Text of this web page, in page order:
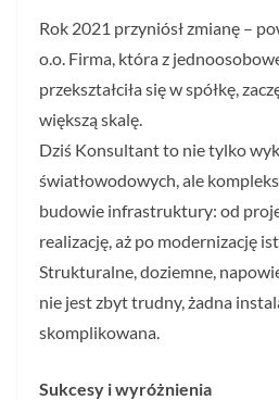
Rok 2021 przyniósł zmianę –
o.o. Firma, która z
przekształciła się w spółkę,
większą skalę.
Dziś Konsultant to nie tylko
światłowodowych, ale
budowie infrastruktury: od
realizację, aż po modernizację
Strukturalne, doziemne,
nie jest zbyt trudny, żadna
skomplikowana.
Sukcesy i wyróżnienia